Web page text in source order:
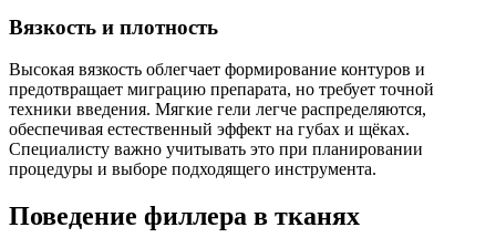
Вязкость и плотность
Высокая вязкость облегчает формирование контуров и
предотвращает миграцию препарата, но требует точной
техники введения. Мягкие гели легче распределяются,
обеспечивая естественный эффект на губах и щёках.
Специалисту важно учитывать это при планировании
процедуры и выборе подходящего инструмента.
Поведение филлера в тканях